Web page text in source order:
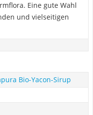
Eine gute Wahl
und vielseitigen
Bio-Yacon-Sirup